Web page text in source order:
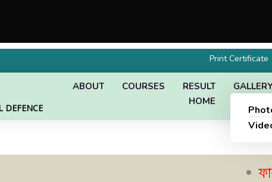
Print Certificate
DEFENCE
RESULT
COURSES
ABOUT
HOME
ফায়ার